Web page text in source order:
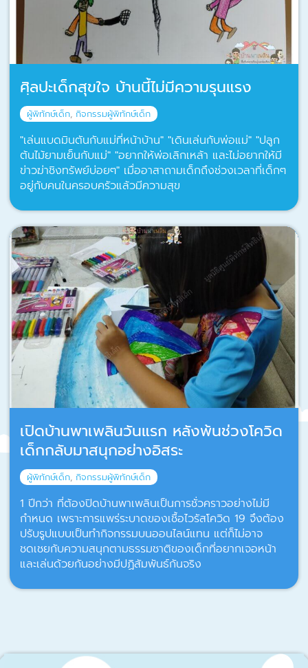
ศฺิลปะเด็กสุขใจ บ้านนี้ไม่มีความรุนแรง
ผู้พิทักษ์เด็ก กิจกรรมผู้พิทักษ์เด็ก
"เล่นแบดมินตันกับแม่ที่หน้าบ้าน" "เดินเล่นกับพ่อแม่" "ปลูก
ต้นไม้ยามเย็นกับแม่" "อยากให้พ่อเลิกเหล้า และไม่อยากให้มี
ข่าวฆ่าชิงทรัพย์บ่อยๆ" เมื่ออาสาถามเด็กถึงช่วงเวลาที่เด็กๆ
เปิดบ้านพาเพลินวันแรก หลังพ้นช่วงโควิด
เด็กกลับมาสนุกอย่างอิสระ
ผู้พิทักษ์เด็ก กิจกรรมผู้พิทักษ์เด็ก
1 ปีกว่า ที่ต้องปิดบ้านพาเพลินเป็นการชั่วคราวอย่างไม่มี
กำหนด เพราะการแพร่ระบาดของเชื้อไวรัสโควิด 19 จึงต้อง
ปรับรูปแบบเป็นทำกิจกรรมบนออนไลน์แทน แต่ก็ไม่อาจ
ชดเชยกับความสนุกตามธรรมชาติของเด็กที่อยากเจอหน้า